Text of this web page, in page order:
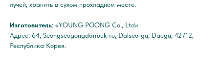
лучей, хранить в сухом прохладном месте.
Изготовитель: «YOUNG POONG Co., Ltd»
Адрес: 64, Seongseogongdanbuk-ro, Dalseo-gu, Daegu, 42712,
Республика Корея.